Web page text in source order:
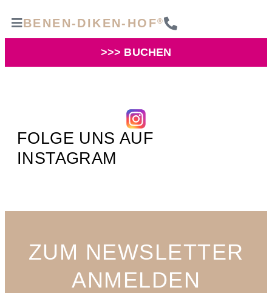
BENEN-DIKEN-HOF®
>>> BUCHEN
FOLGE UNS AUF
INSTAGRAM
ZUM NEWSLETTER
ANMELDEN